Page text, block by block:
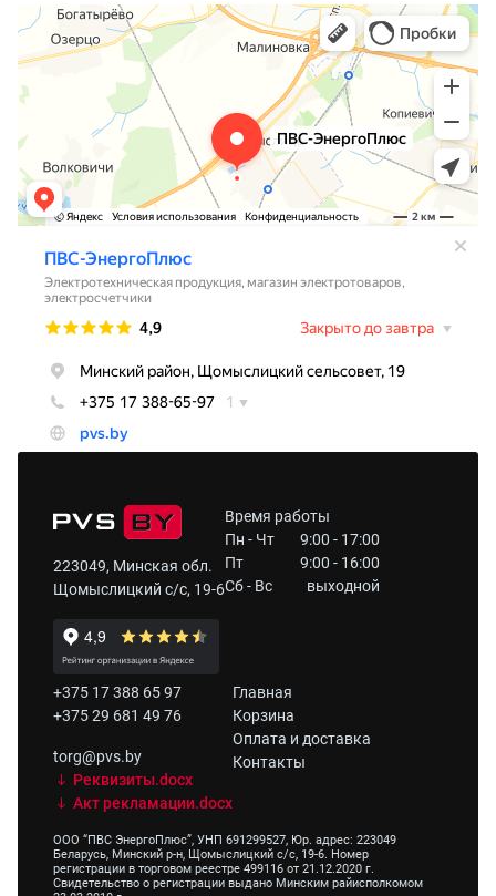
223049, Минская обл.
Щомыслицкий с/с, 19-6
Время работы
Пн - Чт
9:00 - 17:00
Пт
9:00 - 16:00
Сб - Вс
выходной
+375 17 388 65 97
+375 29 681 49 76
torg@pvs.by
Реквизиты.docx
Акт рекламации.docx
Главная
Корзина
Оплата и доставка
Контакты
ООО “ПВС ЭнергоПлюс”, УНП 691299527, Юр. адрес: 223049
Беларусь, Минский р-н, Щомыслицкий с/с, 19-6. Номер
регистрации в торговом реестре 499116 от 21.12.2020 г.
Свидетельство о регистрации выдано Минским райисполкомом